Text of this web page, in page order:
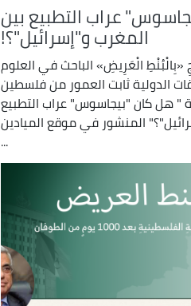
عراب التطبيع بين
المغرب و"إسرائيل"؟!
الْعَرِيضِ» الباحث في العلوم
الدولية ثابت العمور من فلسطين
" هل كان "بيجاسوس" عراب التطبيع
المنشور في موقع الميادين
...